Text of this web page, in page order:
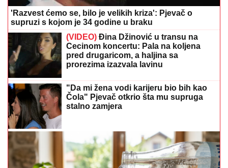
'Razvest ćemo se, bilo je velikih kriza': Pjevač o
supruzi s kojom je 34 godine u braku
(VIDEO) Đina Džinović u transu na
Cecinom koncertu: Pala na koljena
pred drugaricom, a haljina sa
prorezima izazvala lavinu
"Da mi žena vodi karijeru bio bih kao
Čola" Pjevač otkrio šta mu supruga
stalno zamjera